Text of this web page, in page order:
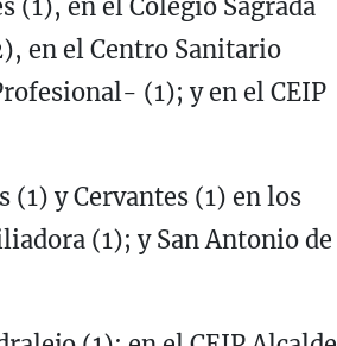
(1), en el Colegio Sagrada
en el Centro Sanitario
(1); y en el CEIP
(1) y Cervantes (1) en los
(1); y San Antonio de